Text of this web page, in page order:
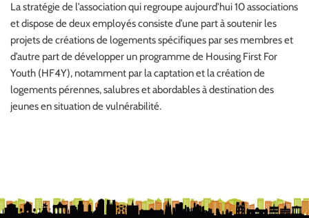
La stratégie de l’association qui regroupe aujourd’hui 10 associations
et dispose de deux employés consiste d’une part à soutenir les
projets de créations de logements spécifiques par ses membres et
d’autre part de développer un programme de Housing First For
Youth (HF4Y), notamment par la captation et la création de
logements pérennes, salubres et abordables à destination des
jeunes en situation de vulnérabilité.